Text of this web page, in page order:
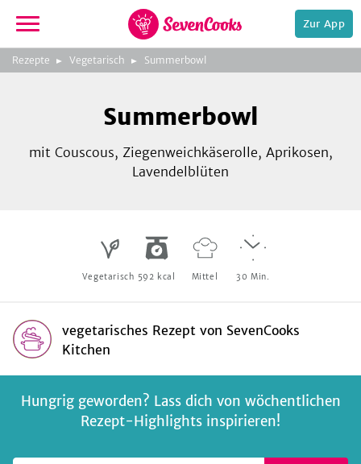
zur
Startseite
Zur App
Rezepte Vegetarisch Summerbowl
Bild
3
zeigen
Summerbowl
mit Couscous, Ziegenweichkäserolle, Aprikosen,
Lavendelblüten
Vegetarisch 592 kcal Mittel 30 Min.
vegetarisches Rezept von SevenCooks
Kitchen
Hungrig geworden? Lass dich von wöchentlichen
Rezept-Highlights inspirieren!